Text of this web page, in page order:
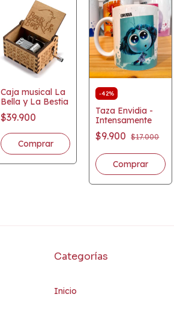
Caja musical La
Bella y La Bestia
$39.900
Comprar
-42%
Taza Envidia -
Intensamente
$9.900 $17.000
Categorías
Inicio